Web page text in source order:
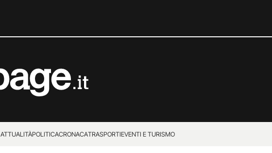
ATTUALITÀPOLITICACRONACATRASPORTIEVENTI E TURISMO